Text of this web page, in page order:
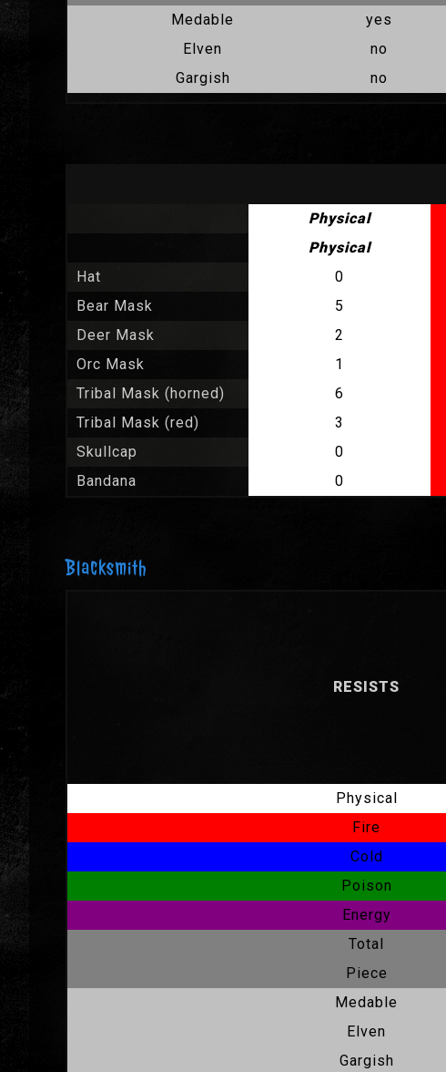
Medable
yes
Elven
no
Gargish
no
Physical
Physical
Hat
0
Bear Mask
5
Deer Mask
2
Orc Mask
1
Tribal Mask (horned)
6
Tribal Mask (red)
3
Skullcap
0
Bandana
0
Blacksmith
RESISTS
Physical
Fire
Cold
Poison
Energy
Total
Piece
Medable
Elven
Gargish